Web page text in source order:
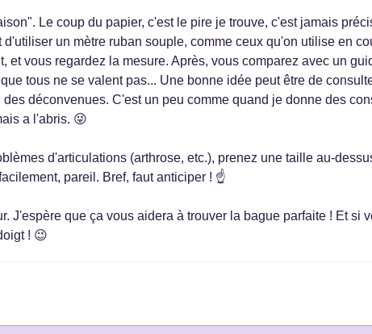
Le coup du papier, c'est le pire je trouve, c'est jamais
d'utiliser un mètre ruban souple, comme ceux qu'on utilise en
et vous regardez la mesure. Après, vous comparez avec un
tous ne se valent pas... Une bonne idée peut être de
déconvenues. C'est un peu comme quand je donne des
a l'abris. 😜
d'articulations (arthrose, etc.), prenez une taille au-
pareil. Bref, faut anticiper ! ☝️
J'espère que ça vous aidera à trouver la bague parfaite ! Et si
! 😉